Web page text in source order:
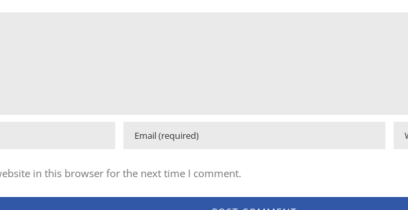
in this browser for the next time I comment.